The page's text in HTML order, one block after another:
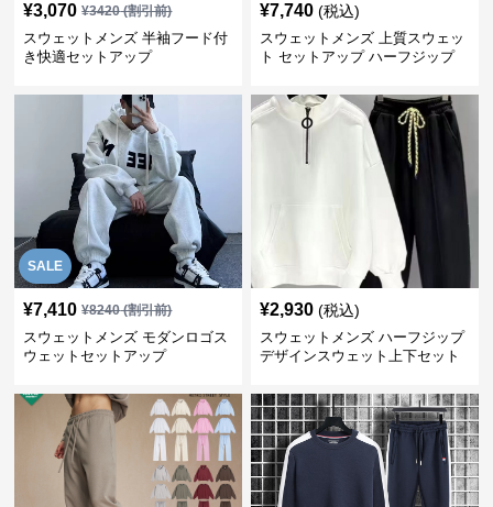
¥3,070 ¥3420(割引前)
スウェットメンズ 半袖フード付
き快適セットアップ
¥7,740 (税込)
スウェットメンズ 上質スウェッ
ト セットアップ ハーフジップ
SALE
¥7,410 ¥8240(割引前)
スウェットメンズ モダンロゴス
ウェットセットアップ
¥2,930 (税込)
スウェットメンズ ハーフジップ
デザインスウェット上下セット